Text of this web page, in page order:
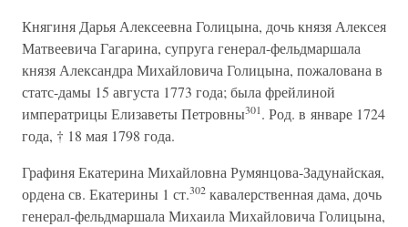
Княгиня Дарья Алексеевна Голицына, дочь князя Алексея
Матвеевича Гагарина, супруга генерал-фельдмаршала
князя Александра Михайловича Голицына, пожалована в
статс-дамы 15 августа 1773 года; была фрейлиной
императрицы Елизаветы Петровны301. Род. в январе 1724
года, † 18 мая 1798 года.
Графиня Екатерина Михайловна Румянцова-Задунайская,
ордена св. Екатерины 1 ст.302 кавалерственная дама, дочь
генерал-фельдмаршала Михаила Михайловича Голицына,